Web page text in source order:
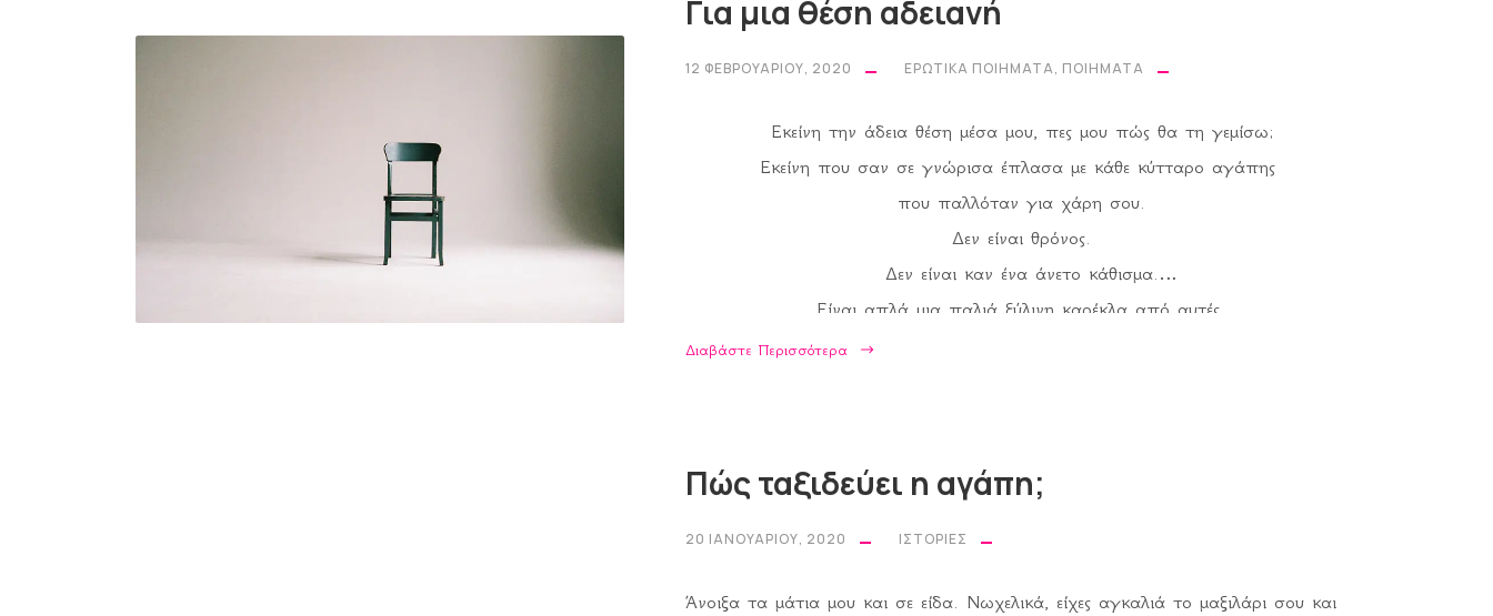
Για μια θέση αδειανή
12 ΦΕΒΡΟΥΑΡΊΟΥ, 2020 ΕΡΩΤΙΚΆ ΠΟΙΉΜΑΤΑ, ΠΟΙΉΜΑΤΑ
Εκείνη την άδεια θέση μέσα μου, πες μου πώς θα τη γεμίσω;
Εκείνη που σαν σε γνώρισα έπλασα με κάθε κύτταρο αγάπης
που παλλόταν για χάρη σου.
Δεν είναι θρόνος.
Δεν είναι καν ένα άνετο κάθισμα.
Είναι απλά μια παλιά ξύλινη καρέκλα από αυτές
που αγκαλιάζουν παράδοξα το σώμα σου μόλις καθίσεις.
Στη θέση σου έβαλα την ελπίδα μου.
Ξέρω πως δεν ευθύνεσαι εσύ γι' αυτήν.
Διαβάστε Περισσότερα
Πώς ταξιδεύει η αγάπη;
20 ΙΑΝΟΥΑΡΊΟΥ, 2020 ΙΣΤΟΡΊΕΣ
Άνοιξα τα μάτια μου και σε είδα. Νωχελικά, είχες αγκαλιά το μαξιλάρι σου και